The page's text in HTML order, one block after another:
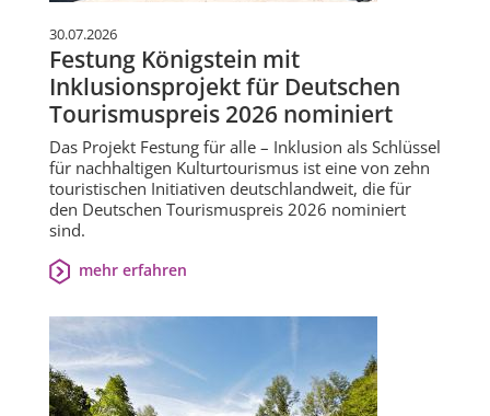
30.07.2026
Festung Königstein mit
Inklusionsprojekt für Deutschen
Tourismuspreis 2026 nominiert
Das Projekt Festung für alle – Inklusion als Schlüssel
für nachhaltigen Kulturtourismus ist eine von zehn
touristischen Initiativen deutschlandweit, die für
den Deutschen Tourismuspreis 2026 nominiert
sind.
mehr erfahren